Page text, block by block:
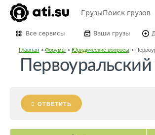
ГрузыПоиск грузов
Все сервисы Ваши грузы
Главная >Форумы >Юридические вопросы >
ОТВЕТИТЬ